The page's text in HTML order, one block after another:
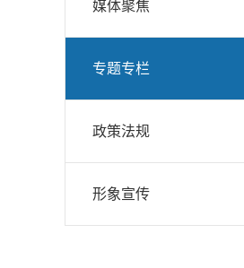
媒体聚焦
专题专栏
政策法规
形象宣传